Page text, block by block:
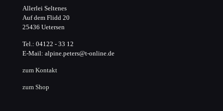
Allerlei Seltenes
Auf dem Flidd 20
25436 Uetersen
Tel.: 04122 - 33 12
E-Mail: alpine.peters@t-online.de
zum Kontakt
zum Shop